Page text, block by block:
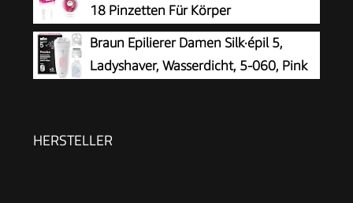
18 Pinzetten Für Körper
Braun Epilierer Damen Silk·épil 5,
Ladyshaver, Wasserdicht, 5-060, Pink
HERSTELLER